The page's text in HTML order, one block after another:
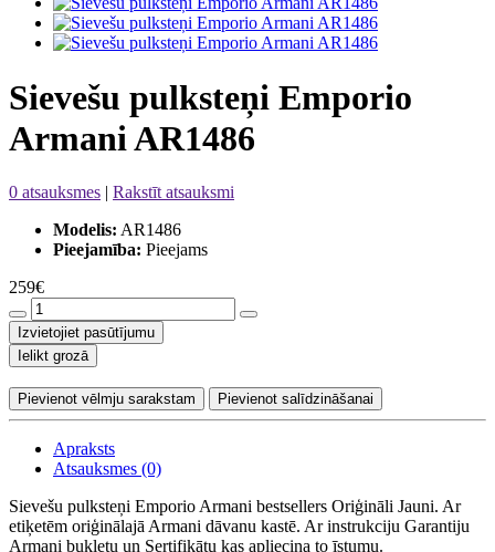
Sievešu pulksteņi Emporio
Armani AR1486
0 atsauksmes | Rakstīt atsauksmi
Modelis: AR1486
Pieejamība: Pieejams
259€
Izvietojiet pasūtījumu
Ielikt grozā
Pievienot vēlmju sarakstam Pievienot salīdzināšanai
Apraksts
Atsauksmes (0)
Sievešu pulksteņi Emporio Armani bestsellers Oriģināli Jauni. Ar
etiķetēm oriģinālajā Armani dāvanu kastē. Ar instrukciju Garantiju
Armani bukletu un Sertifikātu kas apliecina to īstumu.